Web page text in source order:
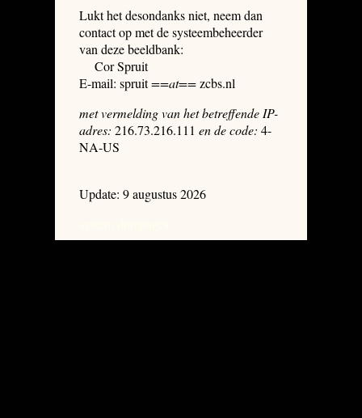
Lukt het desondanks niet, neem dan
contact op met de systeembeheerder
van deze beeldbank:
Cor Spruit
E-mail: spruit==at==zcbs.nl
met vermelding van het betreffende IP-
adres: 216.73.216.111 en de code: 4-
NA-US
Update: 9 augustus 2026